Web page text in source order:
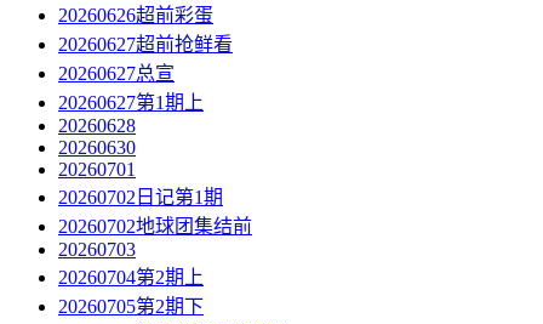
20260626超前彩蛋
20260627超前抢鲜看
20260627总宣
20260627第1期上
20260628
20260630
20260701
20260702日记第1期
20260702地球团集结前
20260703
20260704第2期上
20260705第2期下